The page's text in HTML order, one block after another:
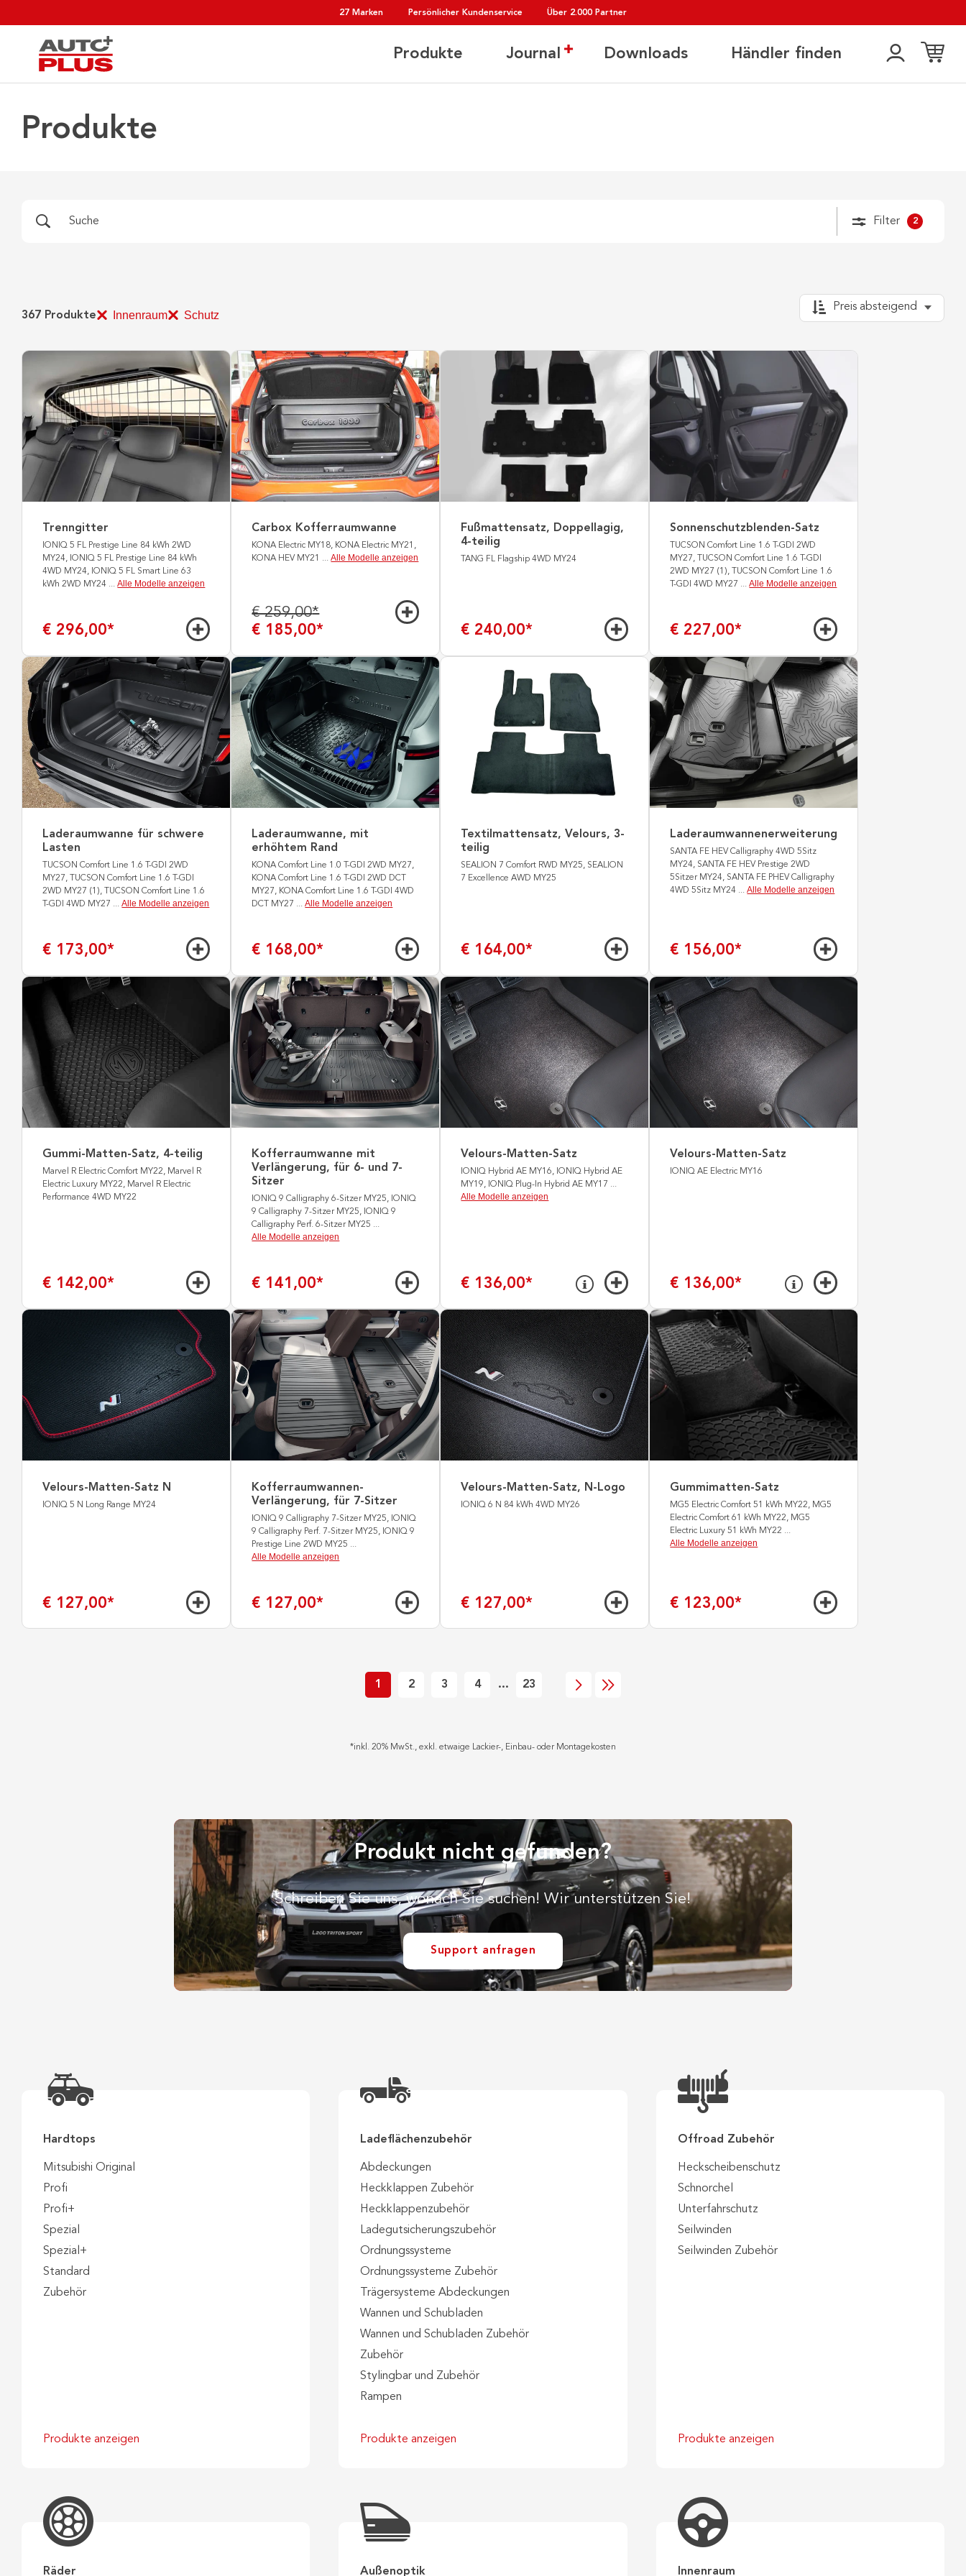
27 Marken Persönlicher Kundenservice Über 2.000 Partner
Produkte Journal Downloads Händler finden
Produkte
Filter 2
367 Produkte Innenraum Schutz
Preis absteigend
Trenngitter
IONIQ 5 FL Prestige Line 84 kWh 2WD
MY24, IONIQ 5 FL Prestige Line 84 kWh
4WD MY24, IONIQ 5 FL Smart Line 63
kWh 2WD MY24 ...Alle Modelle anzeigen
€ 296,00*
Carbox Kofferraumwanne
KONA Electric MY18, KONA Electric MY21,
KONA HEV MY21
...Alle Modelle anzeigen
€ 259,00*
€ 185,00*
Fußmattensatz, Doppellagig,
4-teilig
TANG FL Flagship 4WD MY24
€ 240,00*
Sonnenschutzblenden-Satz
TUCSON Comfort Line 1.6 T-GDI 2WD
MY27, TUCSON Comfort Line 1.6 T-GDI
2WD MY27 (1), TUCSON Comfort Line 1.6
T-GDI 4WD MY27 ...Alle Modelle anzeigen
€ 227,00*
Laderaumwanne für schwere
Lasten
TUCSON Comfort Line 1.6 T-GDI 2WD
MY27, TUCSON Comfort Line 1.6 T-GDI
2WD MY27 (1), TUCSON Comfort Line 1.6
T-GDI 4WD MY27 ...Alle Modelle anzeigen
€ 173,00*
Laderaumwanne, mit
erhöhtem Rand
KONA Comfort Line 1.0 T-GDI 2WD MY27,
KONA Comfort Line 1.6 T-GDI 2WD DCT
MY27, KONA Comfort Line 1.6 T-GDI 4WD
DCT MY27 ...Alle Modelle anzeigen
€ 168,00*
Textilmattensatz, Velours, 3-
teilig
SEALION 7 Comfort RWD MY25, SEALION
7 Excellence AWD MY25
€ 164,00*
Laderaumwannenerweiterung
SANTA FE HEV Calligraphy 4WD 5Sitz
MY24, SANTA FE HEV Prestige 2WD
5Sitzer MY24, SANTA FE PHEV Calligraphy
4WD 5Sitz MY24 ...Alle Modelle anzeigen
€ 156,00*
Gummi-Matten-Satz, 4-teilig
Marvel R Electric Comfort MY22, Marvel R
Electric Luxury MY22, Marvel R Electric
Performance 4WD MY22
€ 142,00*
Kofferraumwanne mit
Verlängerung, für 6- und 7-
Sitzer
IONIQ 9 Calligraphy 6-Sitzer MY25, IONIQ
9 Calligraphy 7-Sitzer MY25, IONIQ 9
Calligraphy Perf. 6-Sitzer MY25 ...
Alle Modelle anzeigen
€ 141,00*
Velours-Matten-Satz
IONIQ Hybrid AE MY16, IONIQ Hybrid AE
MY19, IONIQ Plug-In Hybrid AE MY17 ...
Alle Modelle anzeigen
€ 136,00*
Velours-Matten-Satz
IONIQ AE Electric MY16
€ 136,00*
Velours-Matten-Satz N
IONIQ 5 N Long Range MY24
€ 127,00*
Kofferraumwannen-
Verlängerung, für 7-Sitzer
IONIQ 9 Calligraphy 7-Sitzer MY25, IONIQ
9 Calligraphy Perf. 7-Sitzer MY25, IONIQ 9
Prestige Line 2WD MY25 ...
Alle Modelle anzeigen
€ 127,00*
Velours-Matten-Satz, N-Logo
IONIQ 6 N 84 kWh 4WD MY26
€ 127,00*
Gummimatten-Satz
MG5 Electric Comfort 51 kWh MY22, MG5
Electric Comfort 61 kWh MY22, MG5
Electric Luxury 51 kWh MY22 ...
Alle Modelle anzeigen
€ 123,00*
1 2 3 4 ... 23
*inkl. 20% MwSt., exkl. etwaige Lackier-, Einbau- oder Montagekosten
Produkt nicht gefunden?
Schreiben Sie uns, wonach Sie suchen! Wir unterstützen Sie!
Support anfragen
Hardtops
Mitsubishi Original
Profi
Profi+
Spezial
Spezial+
Standard
Zubehör
Produkte anzeigen
Ladeflächenzubehör
Abdeckungen
Heckklappen Zubehör
Heckklappenzubehör
Ladegutsicherungszubehör
Ordnungssysteme
Ordnungssysteme Zubehör
Trägersysteme Abdeckungen
Wannen und Schubladen
Wannen und Schubladen Zubehör
Zubehör
Stylingbar und Zubehör
Rampen
Produkte anzeigen
Offroad Zubehör
Heckscheibenschutz
Schnorchel
Unterfahrschutz
Seilwinden
Seilwinden Zubehör
Produkte anzeigen
Räder Außenoptik Innenraum